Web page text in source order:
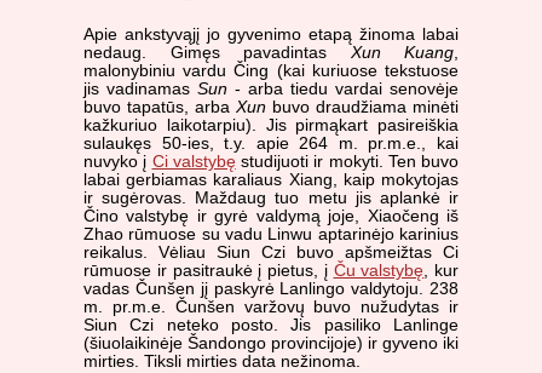
Apie ankstyvąjį jo gyvenimo etapą žinoma labai
nedaug. Gimęs pavadintas Xun Kuang,
malonybiniu vardu Čing (kai kuriuose tekstuose
jis vadinamas Sun - arba tiedu vardai senovėje
buvo tapatūs, arba Xun buvo draudžiama minėti
kažkuriuo laikotarpiu). Jis pirmąkart pasireiškia
sulaukęs 50-ies, t.y. apie 264 m. pr.m.e., kai
nuvyko į Ci valstybęstudijuoti ir mokyti. Ten buvo
labai gerbiamas karaliaus Xiang, kaip mokytojas
ir sugėrovas. Maždaug tuo metu jis aplankė ir
Čino valstybę ir gyrė valdymą joje, Xiaočeng iš
Zhao rūmuose su vadu Linwu aptarinėjo karinius
reikalus. Vėliau Siun Czi buvo apšmeižtas Ci
rūmuose ir pasitraukė į pietus, į Ču valstybę, kur
vadas Čunšen jį paskyrė Lanlingo valdytoju. 238
m. pr.m.e. Čunšen varžovų buvo nužudytas ir
Siun Czi neteko posto. Jis pasiliko Lanlinge
(šiuolaikinėje Šandongo provincijoje) ir gyveno iki
mirties. Tiksli mirties data nežinoma.